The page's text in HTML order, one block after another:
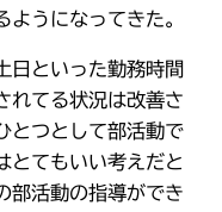
うになってきた。
日といった勤務時間
れてる状況は改善さ
とつとして部活動で
とてもいい考えだと
部活動の指導ができ